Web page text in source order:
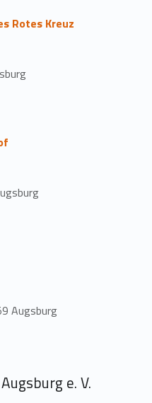
Rotes Kreuz
Augsburg
e. V.